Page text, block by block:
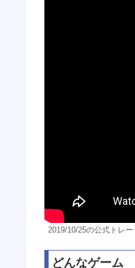
2019/10/25の公式トレー
どんなゲーム